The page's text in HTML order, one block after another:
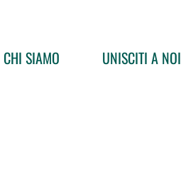
CHI SIAMO UNISCITI A NOI